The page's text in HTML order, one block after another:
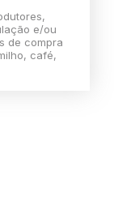
e/ou
de compra
café,